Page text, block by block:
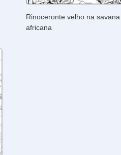
Rinoceronte velho na savana
africana